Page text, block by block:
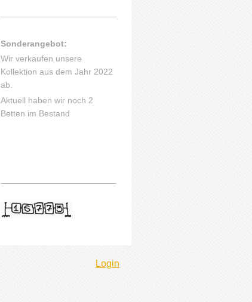
Sonderangebot:
Wir verkaufen unsere
Kollektion aus dem Jahr 2022
ab.
Aktuell haben wir noch 2
Betten im Bestand
Login